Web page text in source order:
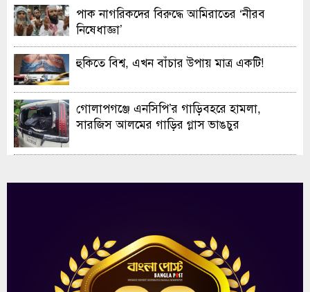
পাক নাগরিকদের বিরুদ্ধে আমিরাতের ‘নীরব
নিষেধাজ্ঞা’
হুকিতে বিশ্ব, এখন বাঁচার উপায় মাত্র একটি!
গোলাপগঞ্জে এনসিপি’র গাড়িবহরে হামলা,
সারজিস আলমের গাড়ির গ্লাস ভাঙচুর